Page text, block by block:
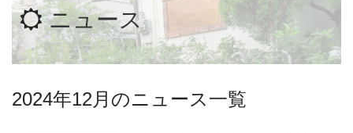
ニュース
2024年12月のニュース一覧